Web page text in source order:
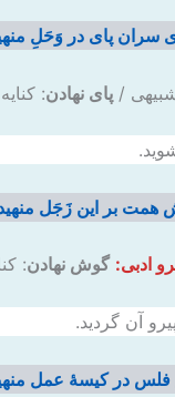
پای در وَحَلِ
/ پای نهادن:
بر این زَجَل
ادبی: گوش نهادن:
آن گردید.
در کیسهٔ عمل